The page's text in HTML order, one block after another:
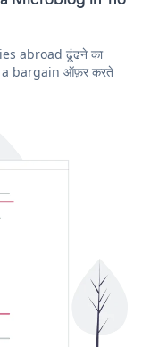
abroad ढूंढने का
a bargain ऑफ़र करते